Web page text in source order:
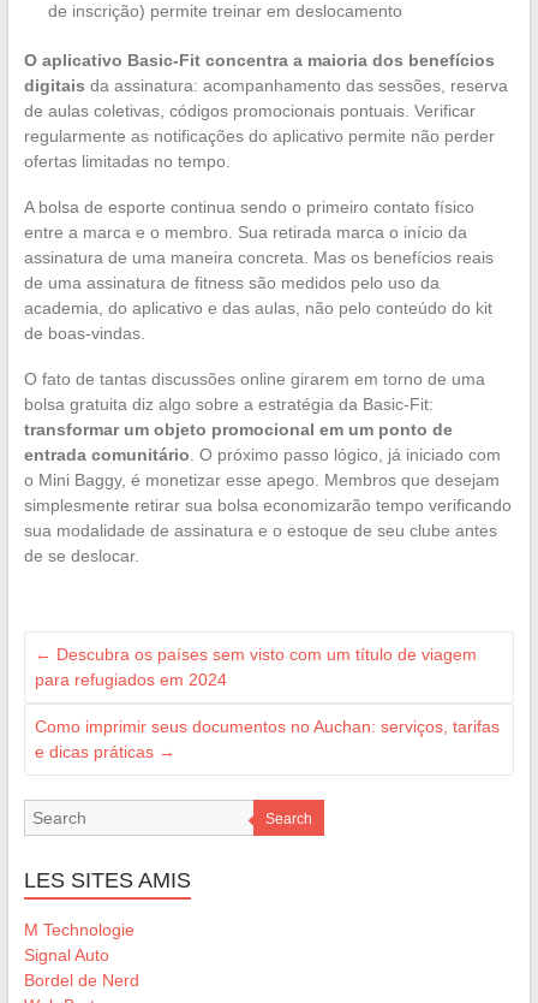
de inscrição) permite treinar em deslocamento
O aplicativo Basic-Fit concentra a maioria dos benefícios
digitais da assinatura: acompanhamento das sessões, reserva
de aulas coletivas, códigos promocionais pontuais. Verificar
regularmente as notificações do aplicativo permite não perder
ofertas limitadas no tempo.
A bolsa de esporte continua sendo o primeiro contato físico
entre a marca e o membro. Sua retirada marca o início da
assinatura de uma maneira concreta. Mas os benefícios reais
de uma assinatura de fitness são medidos pelo uso da
academia, do aplicativo e das aulas, não pelo conteúdo do kit
de boas-vindas.
O fato de tantas discussões online girarem em torno de uma
bolsa gratuita diz algo sobre a estratégia da Basic-Fit:
transformar um objeto promocional em um ponto de
entrada comunitário. O próximo passo lógico, já iniciado com
o Mini Baggy, é monetizar esse apego. Membros que desejam
simplesmente retirar sua bolsa economizarão tempo verificando
sua modalidade de assinatura e o estoque de seu clube antes
de se deslocar.
← Descubra os países sem visto com um título de viagem
para refugiados em 2024
Como imprimir seus documentos no Auchan: serviços, tarifas
e dicas práticas →
Search
LES SITES AMIS
M Technologie
Signal Auto
Bordel de Nerd